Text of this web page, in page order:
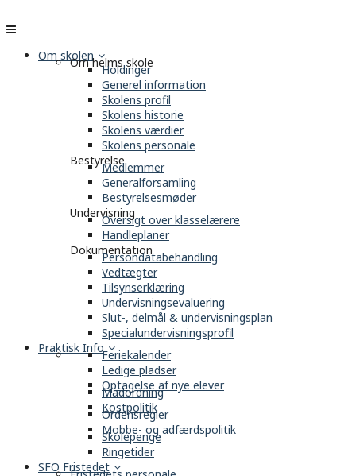
Om skolenOm helms skole
Holdinger
Generel information
Skolens profil
Skolens historie
Skolens værdier
Skolens personale
BestyrelseMedlemmer
Generalforsamling
Bestyrelsesmøder
UndervisningOversigt over klasselærere
Handleplaner
Dokumentation
Persondatabehandling
Vedtægter
Tilsynserklæring
Undervisningsevaluering
Slut-, delmål & undervisningsplan
Specialundervisningsprofil
Praktisk InfoFeriekalender
Ledige pladser
Optagelse af nye elever
Madordning
Kostpolitik
Ordensregler
Mobbe- og adfærdspolitik
Skolepenge
Ringetider
SFO Fristedet